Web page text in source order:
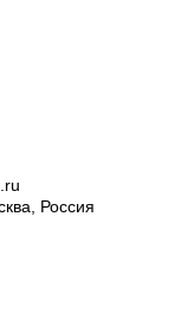
Россия